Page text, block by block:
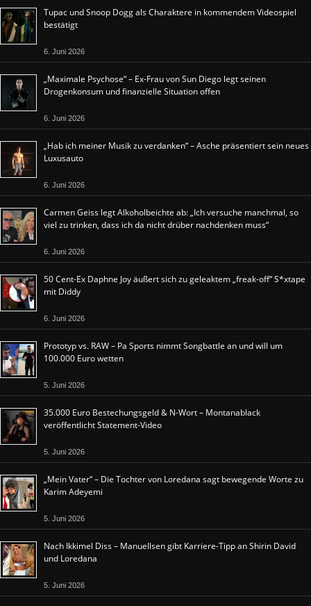
Tupac und Snoop Dogg als Charaktere in kommendem Videospiel
bestätigt
6. Juni 2026
„Maximale Psychose“ – Ex-Frau von Sun Diego legt seinen
Drogenkonsum und finanzielle Situation offen
6. Juni 2026
„Hab ich meiner Musik zu verdanken“ – Asche präsentiert sein neues
Luxusauto
6. Juni 2026
Carmen Geiss legt Alkoholbeichte ab: „Ich versuche manchmal, so
viel zu trinken, dass ich da nicht drüber nachdenken muss“
6. Juni 2026
50 Cent-Ex Daphne Joy äußert sich zu geleaktem „freak-off“ S*xtape
mit Diddy
6. Juni 2026
Prototyp vs. RAW – Pa Sports nimmt Songbattle an und will um
100.000 Euro wetten
5. Juni 2026
35.000 Euro Bestechungsgeld & N-Wort – Montanablack
veröffentlicht Statement-Video
5. Juni 2026
„Mein Vater“ – Die Tochter von Loredana sagt bewegende Worte zu
Karim Adeyemi
5. Juni 2026
Nach Ikkimel Diss – Manuellsen gibt Karriere-Tipp an Shirin David
und Loredana
5. Juni 2026